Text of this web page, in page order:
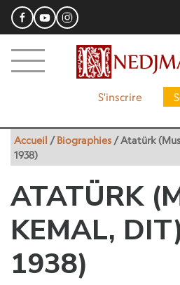
S'inscrire
Accueil /Biographies /Atatürk
1938)
ATATÜRK
KEMAL,
1938)